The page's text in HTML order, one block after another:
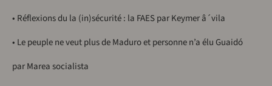
• Réflexions du la (in)sécurité : la FAES par Keymer â´vila
• Le peuple ne veut plus de Maduro et personne n’a élu Guaidó
par Marea socialista